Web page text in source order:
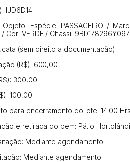
IJD6D14
Espécie: PASSAGEIRO /
Cor: VERDE / Chassi:
(sem direito a documentação)
(R$): 600,00
300,00
100,00
para encerramento do lote: 14:00 Hrs
e retirada do bem: Pátio
Mediante agendamento
Mediante agendamento